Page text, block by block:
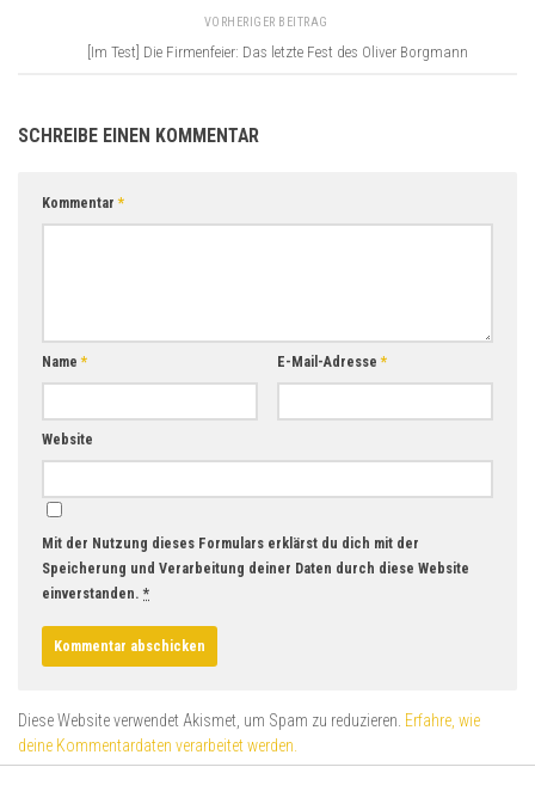
VORHERIGER BEITRAG
[Im Test] Die Firmenfeier: Das letzte Fest des Oliver Borgmann
SCHREIBE EINEN KOMMENTAR
Kommentar*
Name* E-Mail-Adresse*
Website
Mit der Nutzung dieses Formulars erklärst du dich mit der
Speicherung und Verarbeitung deiner Daten durch diese Website
einverstanden. *
Diese Website verwendet Akismet, um Spam zu reduzieren. Erfahre, wie
deine Kommentardaten verarbeitet werden.